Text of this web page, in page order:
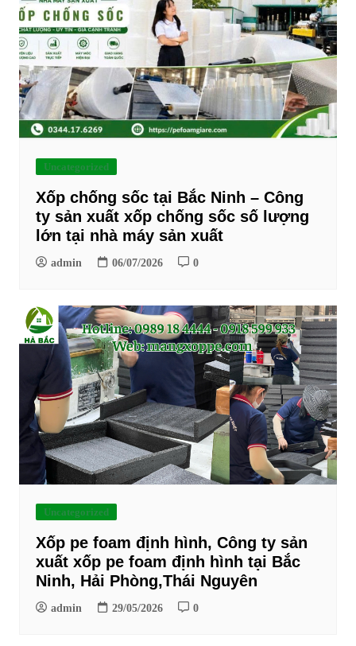
Uncategorized
Xốp chống sốc tại Bắc Ninh – Công
ty sản xuất xốp chống sốc số lượng
lớn tại nhà máy sản xuất
admin 06/07/2026 0
Uncategorized
Xốp pe foam định hình, Công ty sản
xuất xốp pe foam định hình tại Bắc
Ninh, Hải Phòng,Thái Nguyên
admin 29/05/2026 0